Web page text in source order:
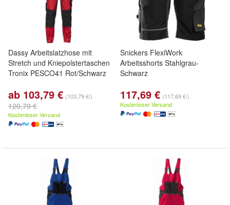
Dassy Arbeitslatzhose mit
Stretch und Kniepolstertaschen
Tronix PESCO41 Rot/Schwarz
ab 103,79 € (103,79 €/)
120,79 €
Kostenloser Versand
Snickers FlexiWork
Arbeitsshorts Stahlgrau-
Schwarz
117,69 € (117,69 €/)
Kostenloser Versand